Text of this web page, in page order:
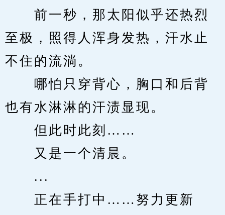
前一秒，那太阳似乎还热烈
至极，照得人浑身发热，汗水止
不住的流淌。
哪怕只穿背心，胸口和后背
也有水淋淋的汗渍显现。
但此时此刻……
又是一个清晨。
...
正在手打中……努力更新